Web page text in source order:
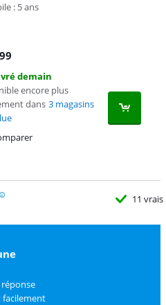
: 5 ans
demain
encore plus
dans 3 magasins
11